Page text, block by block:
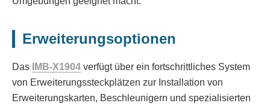
Erweiterungsoptionen
Das IMB-X1904 verfügt über ein fortschrittliches System
von Erweiterungssteckplätzen zur Installation von
Erweiterungskarten, Beschleunigern und spezialisierten